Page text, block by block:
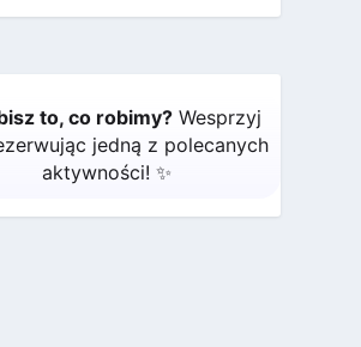
to, co robimy?Wesprzyj
jedną z polecanych
aktywności! ✨